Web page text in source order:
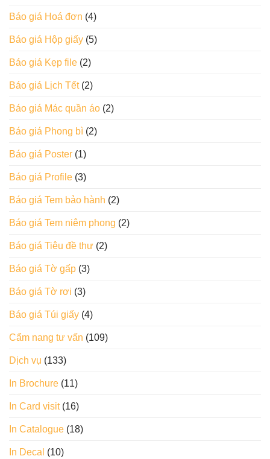
Báo giá Hoá đơn (4)
Báo giá Hộp giấy (5)
Báo giá Kẹp file (2)
Báo giá Lịch Tết(2)
Báo giá Mác quần áo (2)
Báo giá Phong bì (2)
Báo giá Poster (1)
Báo giá Profile (3)
Báo giá Tem bảo hành (2)
Báo giá Tem niêm phong (2)
Báo giá Tiêu đề thư (2)
Báo giá Tờ gấp (3)
Báo giá Tờ rơi (3)
Báo giá Túi giấy (4)
Cẩm nang tư vấn (109)
Dịch vụ (133)
In Brochure (11)
In Card visit(16)
In Catalogue (18)
In Decal (10)